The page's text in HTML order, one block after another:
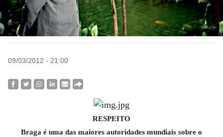
09/03/2012 - 21:00
RESPEITO
Braga é uma das maiores autoridades mundiais sobre o